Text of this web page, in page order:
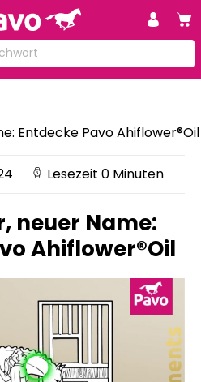
Entdecke Pavo Ahiflower®Oil
Lesezeit 0 Minuten
neuer Name:
Ahiflower®Oil